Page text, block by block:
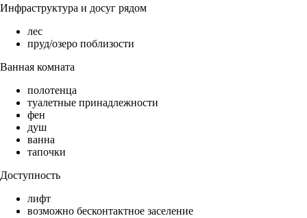
Инфраструктура и досуг рядом
лес
пруд/озеро поблизости
Ванная комната
полотенца
туалетные принадлежности
фен
душ
ванна
тапочки
Доступность
лифт
возможно бесконтактное заселение